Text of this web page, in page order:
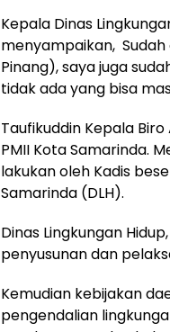
Kepala Dinas
menyampaikan,
Pinang), saya juga
tidak ada yang bisa
Taufikuddin Kepala Biro
PMII Kota Samarinda.
lakukan oleh Kadis
Samarinda (DLH).
Dinas Lingkungan
penyusunan dan
Kemudian kebijakan
pengendalian